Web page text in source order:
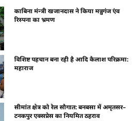
काबिना मंन्त्री खजानदास ने किया मन्नुगंज एंव
रिस्पना का भ्रमण
विशिष्ट पहचान बना रही है आदि कैलाश परिक्रमा:
महाराज
सीमांत क्षेत्र को रेल सौगात: बनबसा में अमृतसर–
टनकपुर एक्सप्रेस का नियमित ठहराव